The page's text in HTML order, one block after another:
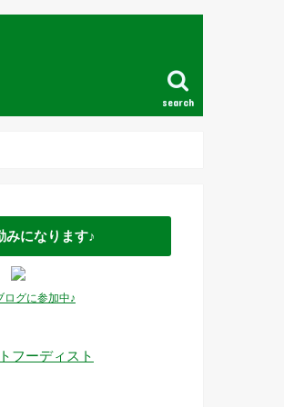
search
みになります♪
ログに参加中♪